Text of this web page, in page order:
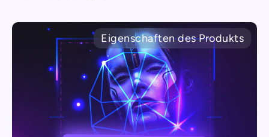
Eigenschaften des Produkts